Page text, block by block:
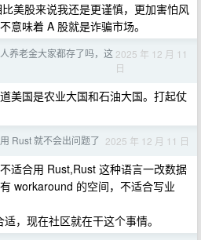
美股来说我还是更谨慎，更加害怕风
意味着 A 股就是诈骗市场。
养老金大家都存了吗，这 2025 年 12 月 11
日
美国是农业大国和石油大国。打起仗
Rust 就不会出问题了 2025 年 12 月 11 日
适合用 Rust,Rust 这种语言一改数据
workaround 的空间，不适合写业
，现在社区就在干这个事情。